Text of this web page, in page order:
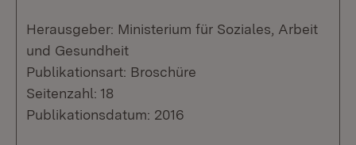
Herausgeber: Ministerium für Soziales, Arbeit
und Gesundheit
Publikationsart: Broschüre
Seitenzahl: 18
Publikationsdatum: 2016